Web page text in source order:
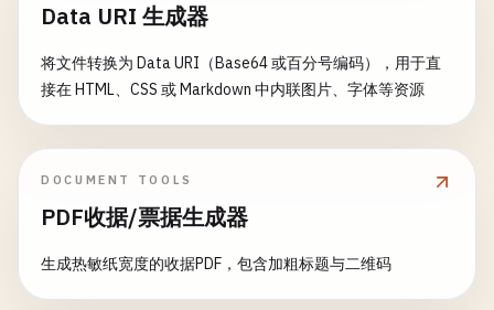
Data URI 生成器
将文件转换为 Data URI（Base64 或百分号编码），用于直
接在 HTML、CSS 或 Markdown 中内联图片、字体等资源
DOCUMENT TOOLS
PDF收据/票据生成器
生成热敏纸宽度的收据PDF，包含加粗标题与二维码